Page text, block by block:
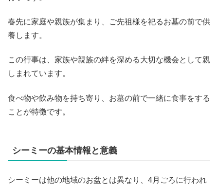
春先に家庭や親族が集まり、ご先祖様を祀るお墓の前で供
養します。
この行事は、家族や親族の絆を深める大切な機会として親
しまれています。
食べ物や飲み物を持ち寄り、お墓の前で一緒に食事をする
ことが特徴です。
シーミーの基本情報と意義
シーミーは他の地域のお盆とは異なり、4月ごろに行われ